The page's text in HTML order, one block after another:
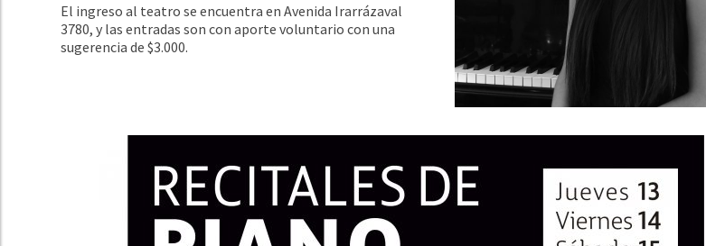
El ingreso al teatro se encuentra en Avenida Irarrázaval
3780, y las entradas son con aporte voluntario con una
sugerencia de $3.000.